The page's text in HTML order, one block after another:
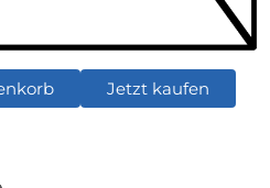
Jetzt kaufen